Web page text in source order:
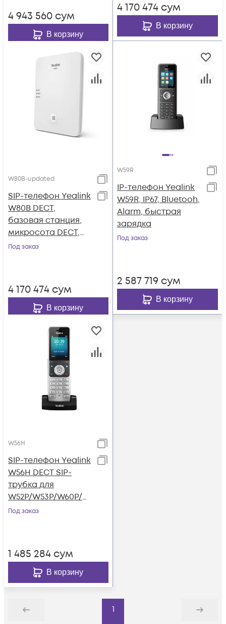
4 943 560 сум
В корзину
4 170 474 сум
В корзину
W80B-updated
SIP-телефон Yealink
W80B DECT,
базовая станция,
микросота DECT,
PoE
Под заказ
4 170 474 сум
В корзину
W59R
IP-телефон Yealink
W59R, IP67, Bluetooh,
Alarm, быстрая
зарядка
Под заказ
2 587 719 сум
В корзину
W56H
SIP-телефон Yealink
W56H DECT SIP-
трубка для
W52P/W53P/W60P/W
60B/CP930W-
Под заказ
1 485 284 сум
В корзину
Назад
1
Дальше